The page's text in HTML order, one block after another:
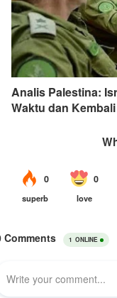
Analis Palestina:
Waktu dan